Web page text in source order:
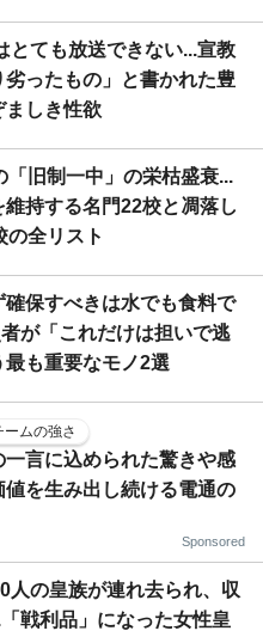
とても放送できない...宣教
劣ったもの」と書かれた豊
ましき性欲
「旧制一中」の栄枯盛衰...
持する名門22校と凋落し
の全リスト
確保すべきは水でも食料で
が「これだけは担いで逃
最も重要なモノ2選
ムの強さ
一言に込められた驚きや感
値を生み出し続ける電通の
Sponsored
人の皇族が連れ去られ、収
戦利品」になった女性皇